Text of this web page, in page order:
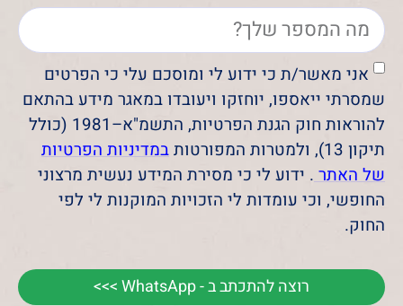
אני מאשר/ת כי ידוע לי ומוסכם עלי כי הפרטים
שמסרתי ייאספו, יוחזקו ויעובדו במאגר מידע בהתאם
להוראות חוק הגנת הפרטיות, התשמ"א–1981 (כולל
תיקון 13), ולמטרות המפורטות
במדיניות הפרטיות
של האתר. ידוע לי כי מסירת המידע נעשית מרצוני
החופשי, וכי עומדות לי הזכויות המוקנות לי לפי
החוק.
רוצה להתכתב ב - WhatsApp >>>